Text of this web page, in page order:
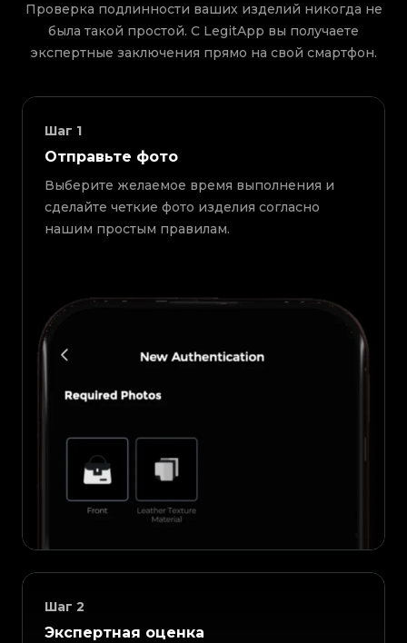
Проверка подлинности ваших изделий никогда не
была такой простой. С LegitApp вы получаете
экспертные заключения прямо на свой смартфон.
Шаг 1
Отправьте фото
Выберите желаемое время выполнения и
сделайте четкие фото изделия согласно
нашим простым правилам.
Шаг 2
Экспертная оценка